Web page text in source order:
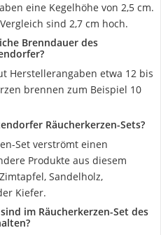
eine Kegelhöhe von 2,5 cm.
sind 2,7 cm hoch.
Brenndauer des
Herstellerangaben etwa 12 bis
brennen zum Beispiel 10
Räucherkerzen-Sets?
Set verströmt einen
Produkte aus diesem
Sandelholz,
Kiefer.
im Räucherkerzen-Set des